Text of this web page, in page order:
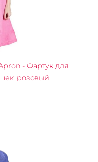
- Фартук для
розовый